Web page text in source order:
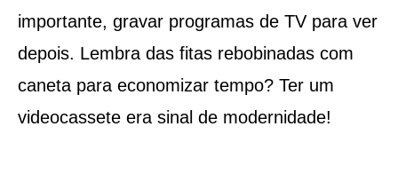
importante, gravar programas de TV para ver
depois. Lembra das fitas rebobinadas com
caneta para economizar tempo? Ter um
videocassete era sinal de modernidade!